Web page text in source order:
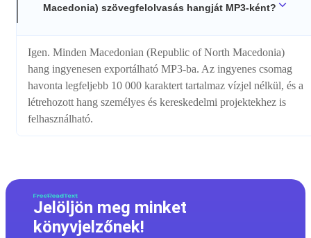
Macedonia) szövegfelolvasás hangját MP3-ként?
Igen. Minden Macedonian (Republic of North Macedonia)
hang ingyenesen exportálható MP3-ba. Az ingyenes csomag
havonta legfeljebb 10 000 karaktert tartalmaz vízjel nélkül, és a
létrehozott hang személyes és kereskedelmi projektekhez is
felhasználható.
Jelöljön meg minket
könyvjelzőnek!